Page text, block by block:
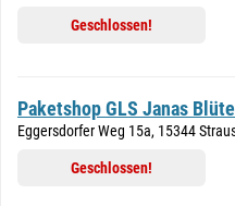
Geschlossen!
Paketshop GLS Janas
Eggersdorfer Weg 15a, 15344
Geschlossen!